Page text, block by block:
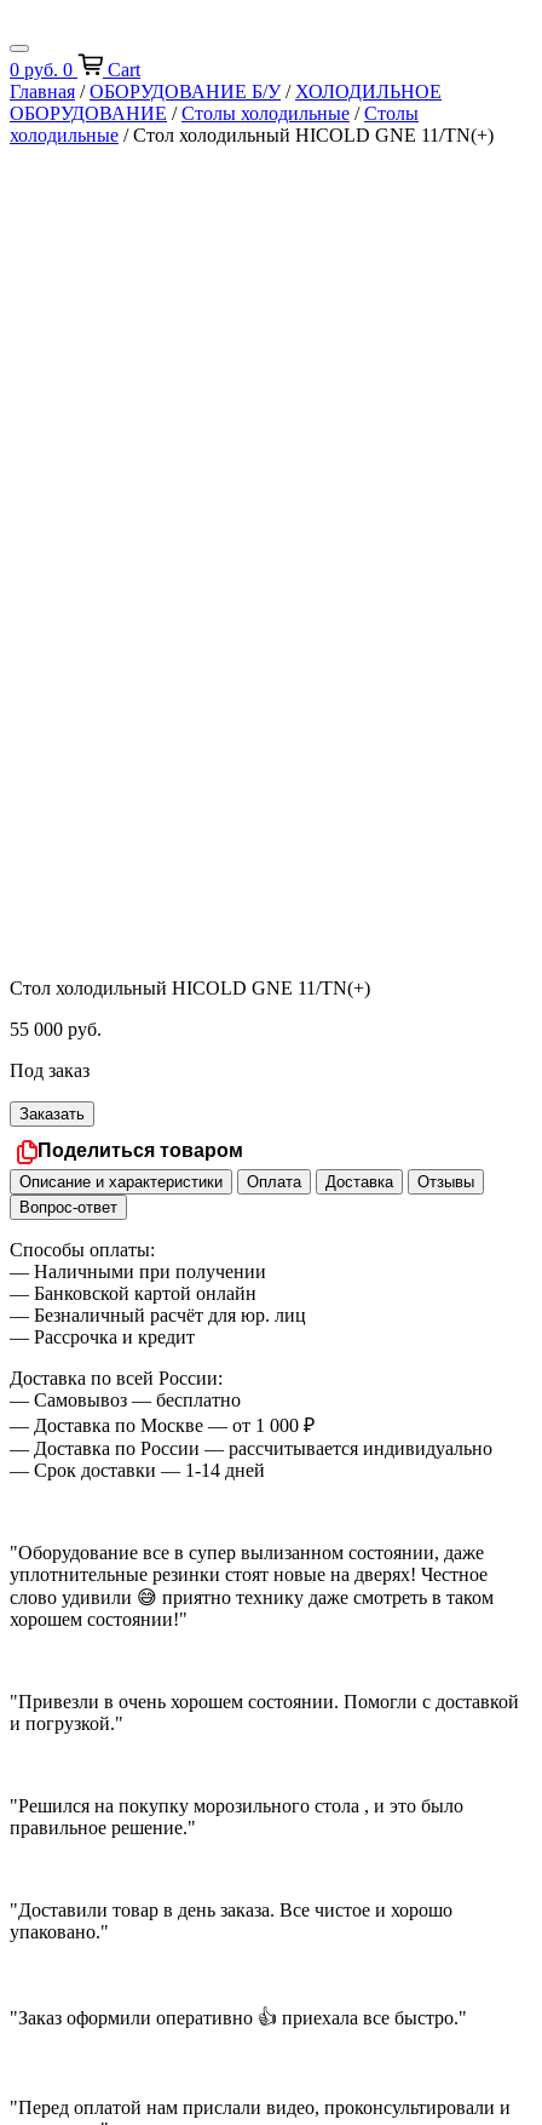
0 руб. 0
Cart
Главная /ОБОРУДОВАНИЕ Б/У/ ХОЛОДИЛЬНОЕ
ОБОРУДОВАНИЕ /Столы холодильные /Столы
холодильные / Стол холодильный HICOLD GNE 11/TN(+)
Стол холодильный HICOLD GNE 11/TN(+)
55 000 руб.
Под заказ
Заказать
Поделиться товаром
Описание и характеристики Оплата Доставка
Отзывы
Вопрос-ответ
Способы оплаты:
— Наличными при получении
— Банковской картой онлайн
— Безналичный расчёт для юр. лиц
— Рассрочка и кредит
Доставка по всей России:
— Самовывоз — бесплатно
— Доставка по Москве — от 1 000 ₽
— Доставка по России — рассчитывается индивидуально
— Срок доставки — 1-14 дней
"Оборудование все в супер вылизанном состоянии, даже
уплотнительные резинки стоят новые на дверях! Честное
слово удивили 😅 приятно технику даже смотреть в таком
хорошем состоянии!"
"Привезли в очень хорошем состоянии. Помогли с доставкой
и погрузкой."
"Решился на покупку морозильного стола , и это было
правильное решение."
"Доставили товар в день заказа. Все чистое и хорошо
упаковано."
"Заказ оформили оперативно 👍 приехала все быстро."
"Перед оплатой нам прислали видео, проконсультировали и